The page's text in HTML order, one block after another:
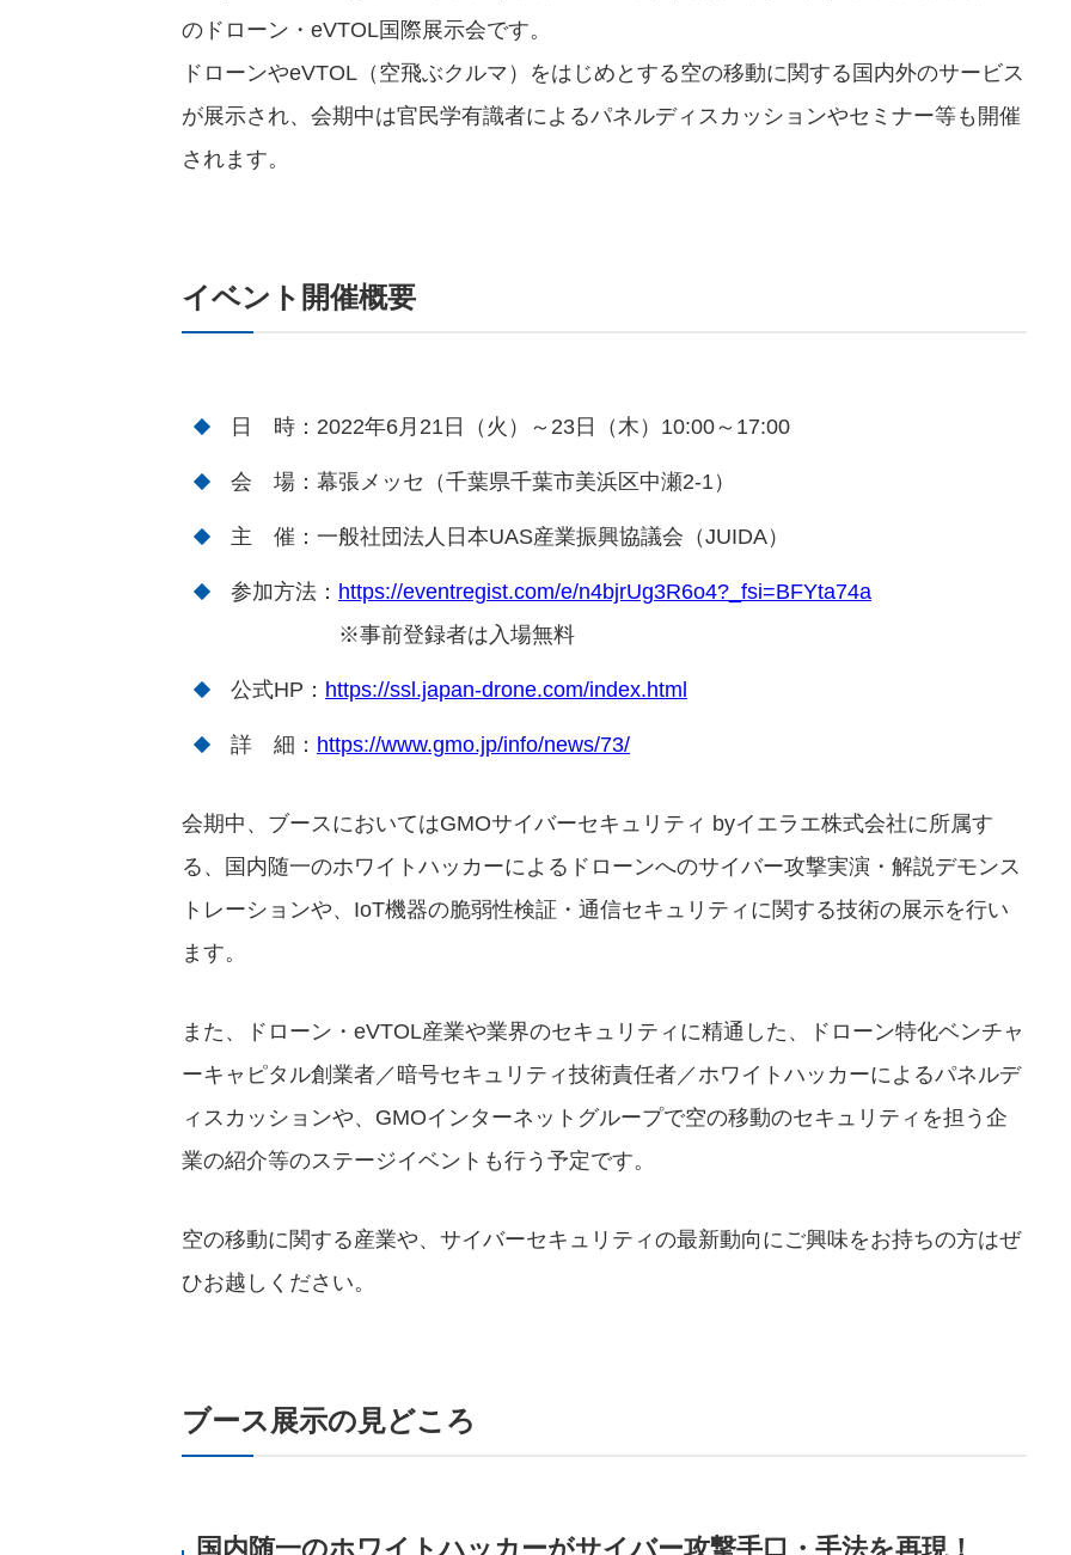
のドローン・eVTOL国際展示会です。
ドローンやeVTOL（空飛ぶクルマ）をはじめとする空の移動に関する国内外のサービス
が展示され、会期中は官民学有識者によるパネルディスカッションやセミナー等も開催
されます。
イベント開催概要
日 時：2022年6月21日（火）～23日（木）10:00～17:00
会 場：幕張メッセ（千葉県千葉市美浜区中瀬2-1）
主 催：一般社団法人日本UAS産業振興協議会（JUIDA）
参加方法： https://eventregist.com/e/n4bjrUg3R6o4?_fsi=BFYta74a
※事前登録者は入場無料
公式HP： https://ssl.japan-drone.com/index.html
詳 細： https://www.gmo.jp/info/news/73/
会期中、ブースにおいてはGMOサイバーセキュリティ byイエラエ株式会社に所属す
る、国内随一のホワイトハッカーによるドローンへのサイバー攻撃実演・解説デモンス
トレーションや、IoT機器の脆弱性検証・通信セキュリティに関する技術の展示を行い
ます。
また、ドローン・eVTOL産業や業界のセキュリティに精通した、ドローン特化ベンチャ
ーキャピタル創業者／暗号セキュリティ技術責任者／ホワイトハッカーによるパネルデ
ィスカッションや、GMOインターネットグループで空の移動のセキュリティを担う企
業の紹介等のステージイベントも行う予定です。
空の移動に関する産業や、サイバーセキュリティの最新動向にご興味をお持ちの方はぜ
ひお越しください。
ブース展示の見どころ
国内随一のホワイトハッカーがサイバー攻撃手口・手法を再現！